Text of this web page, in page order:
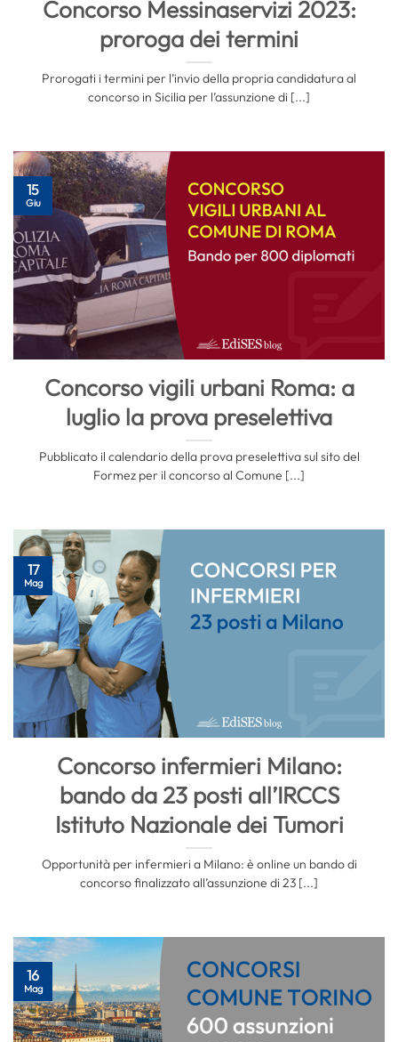
Concorso Messinaservizi 2023:
proroga dei termini
Prorogati i termini per l’invio della propria candidatura al
concorso in Sicilia per l’assunzione di [...]
Concorso vigili urbani Roma: a
luglio la prova preselettiva
Pubblicato il calendario della prova preselettiva sul sito del
Formez per il concorso al Comune [...]
15
Giu
Concorso infermieri Milano:
bando da 23 posti all’IRCCS
Istituto Nazionale dei Tumori
Opportunità per infermieri a Milano: è online un bando di
concorso finalizzato all’assunzione di 23 [...]
17
Mag
16
Mag